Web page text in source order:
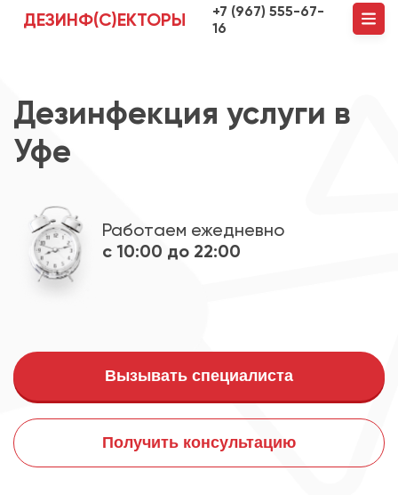
ДЕЗИНФ(С)ЕКТОРЫ
+7 (967) 555-67-
16
Дезинфекция услуги в
Уфе
Работаем ежедневно
с 10:00 до 22:00
Вызывать специалиста
Получить консультацию